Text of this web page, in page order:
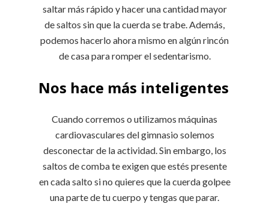
saltar más rápido y hacer una cantidad mayor
de saltos sin que la cuerda se trabe. Además,
podemos hacerlo ahora mismo en algún rincón
de casa para romper el sedentarismo.
Nos hace más inteligentes
Cuando corremos o utilizamos máquinas
cardiovasculares del gimnasio solemos
desconectar de la actividad. Sin embargo, los
saltos de comba te exigen que estés presente
en cada salto si no quieres que la cuerda golpee
una parte de tu cuerpo y tengas que parar.